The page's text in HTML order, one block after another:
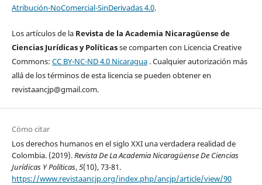
Atribución-NoComercial-SinDerivadas 4.0.
Los artículos de la Revista de la Academia Nicaragüense de
Ciencias Jurídicas y Políticasse comparten con Licencia Creative
Commons: CC BY-NC-ND 4.0 Nicaragua. Cualquier autorización más
allá de los términos de esta licencia se pueden obtener en
revistaancjp@gmail.com.
Cómo citar
Los derechos humanos en el siglo XXI una verdadera realidad de
Colombia. (2019).Revista De La Academia Nicaragüense De Ciencias
Jurídicas Y Políticas,5(10), 73-81.
https://www.revistaancjp.org/index.php/ancjp/article/view/90